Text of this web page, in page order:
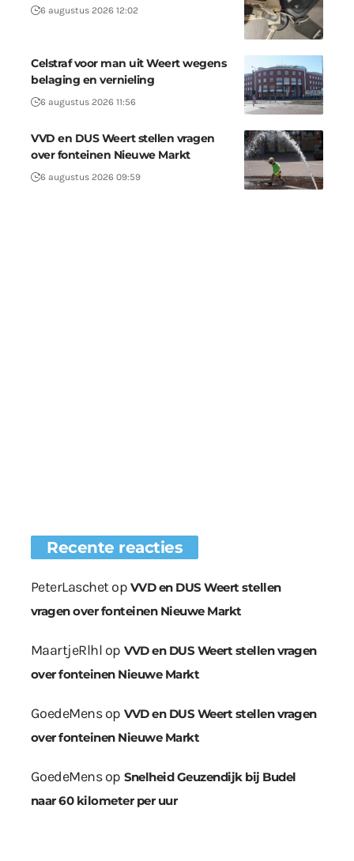
6 augustus 2026 12:02
Celstraf voor man uit Weert wegens
belaging en vernieling
6 augustus 2026 11:56
VVD en DUS Weert stellen vragen
over fonteinen Nieuwe Markt
6 augustus 2026 09:59
Recente reacties
PeterLaschetop VVD en DUS Weert stellen
vragen over fonteinen Nieuwe Markt
MaartjeRlhl op VVD en DUS Weert stellen vragen
over fonteinen Nieuwe Markt
GoedeMensop VVD en DUS Weert stellen vragen
over fonteinen Nieuwe Markt
GoedeMensop Snelheid Geuzendijk bij Budel
naar 60 kilometer per uur